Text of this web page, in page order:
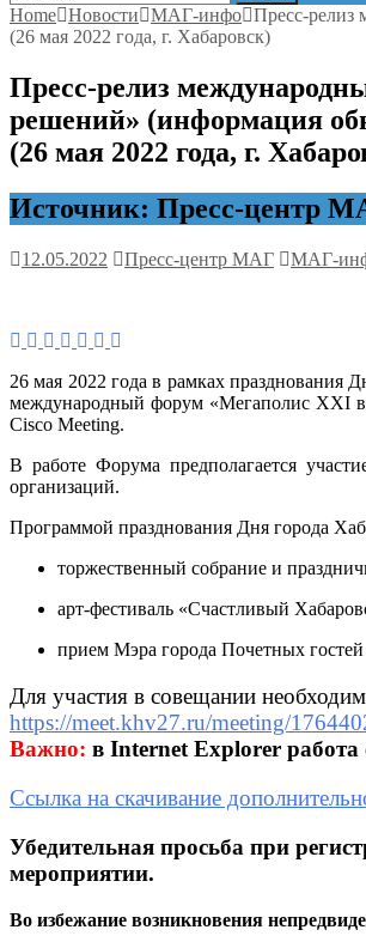
Home Новости МАГ-инфо Пресс-релиз
(26 мая 2022 года, г. Хабаровск)
Пресс-релиз
решений» (информация
(26 мая 2022 года, г.
Источник: Пресс-центр
12.05.2022 Пресс-центр МАГ МАГ-
26 мая 2022 года в рамках
международный форум «Мегаполис XXI
Cisco Meeting.
В работе Форума предполагается
организаций.
Программой празднования Дня города
торжественный собрание и
арт-фестиваль «Счастливый
прием Мэра города Почетных
Для участия в совещании
https://meet.khv27.ru/meeting/
Важно: в Internet Explorer работа
Ссылка на скачивание
Убедительная просьба при
мероприятии.
Во избежание возникновения